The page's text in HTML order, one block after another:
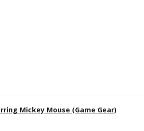
Mickey Mouse (Game Gear)